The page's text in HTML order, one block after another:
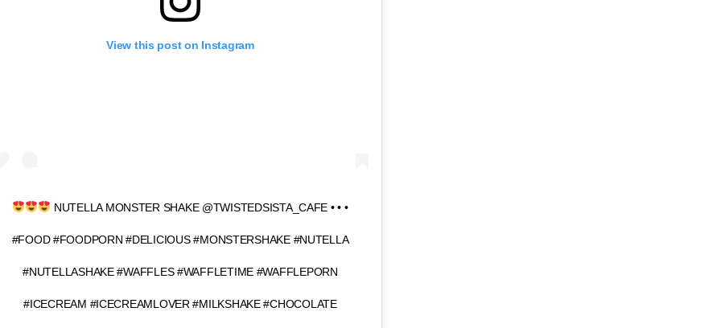
View this post on Instagram
NUTELLA MONSTER SHAKE @TWISTEDSISTA_CAFE • • •
#FOOD #FOODPORN #DELICIOUS #MONSTERSHAKE #NUTELLA
#NUTELLASHAKE #WAFFLES #WAFFLETIME #WAFFLEPORN
#ICECREAM #ICECREAMLOVER #MILKSHAKE #CHOCOLATE